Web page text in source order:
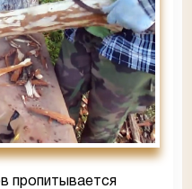
пропитывается